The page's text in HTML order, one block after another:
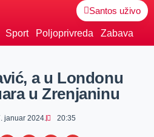
Santos uživo
Sport Poljoprivreda Zabava
a u Londonu
u Zrenjaninu
januar 2024. 20:35